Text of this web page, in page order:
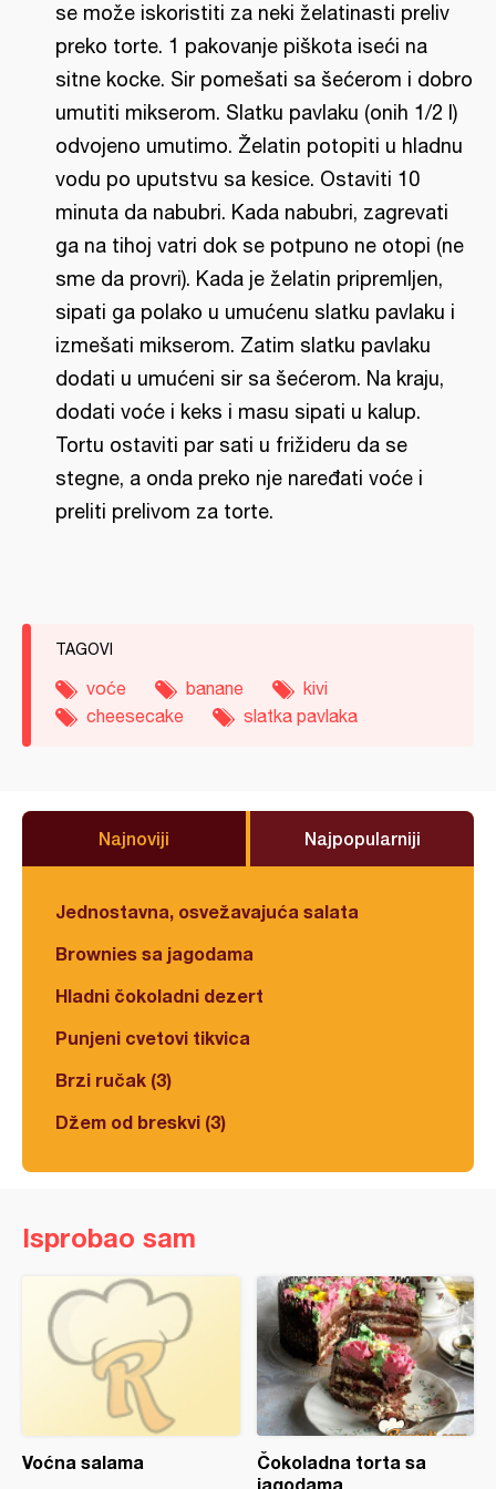
se može iskoristiti za neki želatinasti preliv
preko torte. 1 pakovanje piškota iseći na
sitne kocke. Sir pomešati sa šećerom i dobro
umutiti mikserom. Slatku pavlaku (onih 1/2 l)
odvojeno umutimo. Želatin potopiti u hladnu
vodu po uputstvu sa kesice. Ostaviti 10
minuta da nabubri. Kada nabubri, zagrevati
ga na tihoj vatri dok se potpuno ne otopi (ne
sme da provri). Kada je želatin pripremljen,
sipati ga polako u umućenu slatku pavlaku i
izmešati mikserom. Zatim slatku pavlaku
dodati u umućeni sir sa šećerom. Na kraju,
dodati voće i keks i masu sipati u kalup.
Tortu ostaviti par sati u frižideru da se
stegne, a onda preko nje naređati voće i
preliti prelivom za torte.
TAGOVI
voće banane
kivi
cheesecake
slatka pavlaka
Najnoviji Najpopularniji
Jednostavna, osvežavajuća salata
Brownies sa jagodama
Hladni čokoladni dezert
Punjeni cvetovi tikvica
Brzi ručak (3)
Džem od breskvi (3)
Isprobao sam
Voćna salama
Čokoladna torta sa
jagodama